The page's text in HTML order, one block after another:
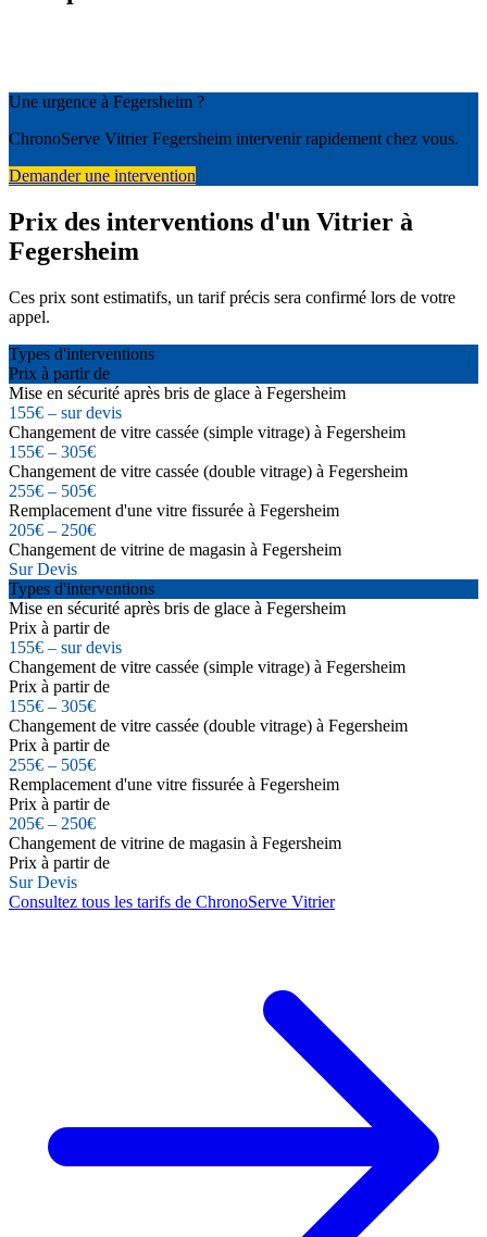
Une urgence à Fegersheim ?
ChronoServe Vitrier Fegersheim intervenir rapidement chez vous.
Demander une intervention
Prix des interventions d'un Vitrier à
Fegersheim
Ces prix sont estimatifs, un tarif précis sera confirmé lors de votre
appel.
Types d'interventions
Prix à partir de
Mise en sécurité après bris de glace à Fegersheim
155€ – sur devis
Changement de vitre cassée (simple vitrage) à Fegersheim
155€ – 305€
Changement de vitre cassée (double vitrage) à Fegersheim
255€ – 505€
Remplacement d'une vitre fissurée à Fegersheim
205€ – 250€
Changement de vitrine de magasin à Fegersheim
Sur Devis
Types d'interventions
Mise en sécurité après bris de glace à Fegersheim
Prix à partir de
155€ – sur devis
Changement de vitre cassée (simple vitrage) à Fegersheim
Prix à partir de
155€ – 305€
Changement de vitre cassée (double vitrage) à Fegersheim
Prix à partir de
255€ – 505€
Remplacement d'une vitre fissurée à Fegersheim
Prix à partir de
205€ – 250€
Changement de vitrine de magasin à Fegersheim
Prix à partir de
Sur Devis
Consultez tous les tarifs de ChronoServe Vitrier